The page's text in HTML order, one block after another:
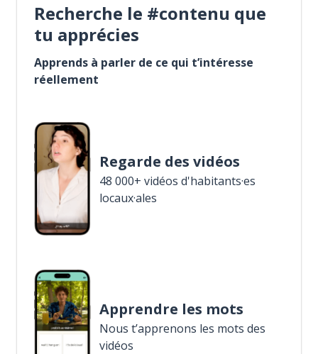
Recherche le #contenu que
tu apprécies
Apprends à parler de ce qui t’intéresse
réellement
Regarde des vidéos
48 000+ vidéos d'habitants·es
locaux·ales
Apprendre les mots
Nous t’apprenons les mots des
vidéos